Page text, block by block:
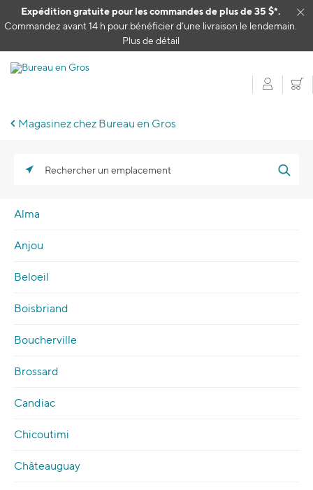
Expédition gratuite pour les commandes de plus de 35 $*.
Commandez avant 14 h pour bénéficier d’une livraison le lendemain.
Plus de détail
Mon
Magasinez chez Bureau en Gros
Rechercher un emplacement
Alma
Anjou
Beloeil
Boisbriand
Boucherville
Brossard
Candiac
Chicoutimi
Châteauguay